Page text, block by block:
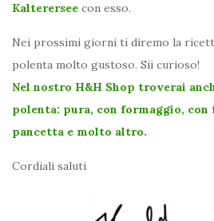
Kalterersee con esso.
Nei prossimi giorni ti diremo la
polenta molto gustoso. Sii curioso!
Nel nostro H&H Shop troverai
polenta: pura, con formaggio,
pancetta e molto altro.
Cordiali saluti